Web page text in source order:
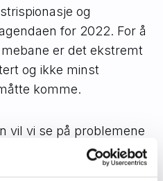
og
for 2022. For å
er det ekstremt
og ikke minst
komme.
vil vi se på problemene
sette fokus på
analyser om